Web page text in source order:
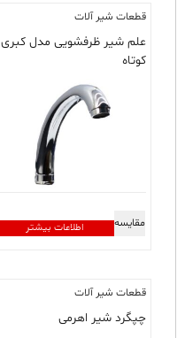
قطعات شیر آلات
علم شیر ظرفشویی مدل کبری
کوتاه
اطلاعات بیشتر مقایسه
قطعات شیر آلات
چپگرد شیر اهرمی